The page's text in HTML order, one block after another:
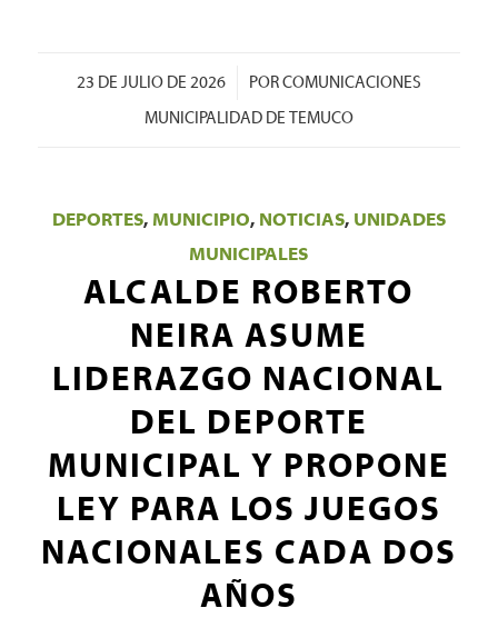
23 DE JULIO DE 2026
/ PORCOMUNICACIONES
MUNICIPALIDAD DE TEMUCO
DEPORTES, MUNICIPIO, NOTICIAS, UNIDADES
MUNICIPALES
ALCALDE ROBERTO
NEIRA ASUME
LIDERAZGO NACIONAL
DEL DEPORTE
MUNICIPAL Y PROPONE
LEY PARA LOS JUEGOS
NACIONALES CADA DOS
AÑOS